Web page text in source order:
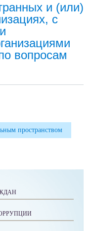
и (или)
с
вопросам
пространством